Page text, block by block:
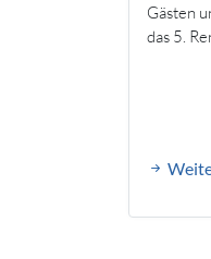
Gästen
das 5.